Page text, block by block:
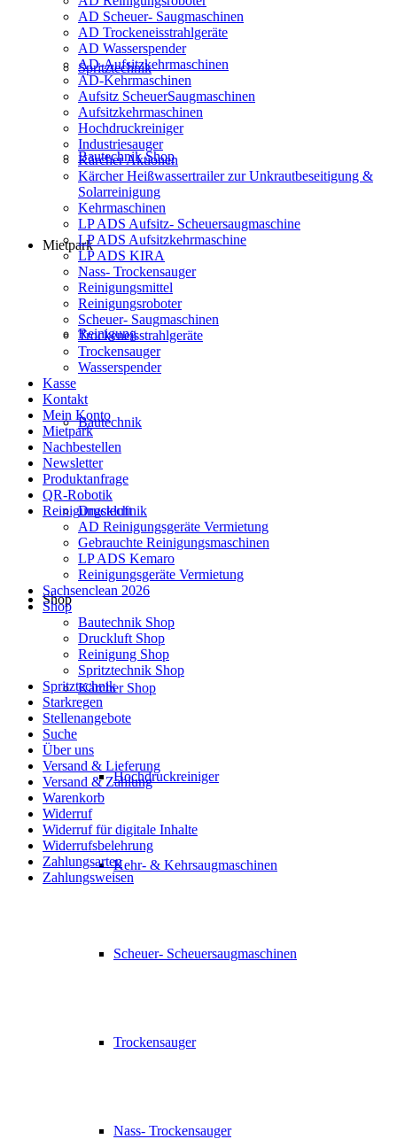
Spritztechnik
Bautechnik Shop
Mietpark
Reinigung
Bautechnik
Druckluft
Shop
Kärcher Shop
Hochdruckreiniger
Kehr- & Kehrsaugmaschinen
Scheuer- Scheuersaugmaschinen
Trockensauger
Nass- Trockensauger
AD Scheuer- Saugmaschinen
AD Trockeneisstrahlgeräte
AD Wasserspender
AD-Aufsitzkehrmaschinen
AD-Kehrmaschinen
Aufsitz ScheuerSaugmaschinen
Aufsitzkehrmaschinen
Hochdruckreiniger
Industriesauger
Kärcher Aktionen
Kärcher Heißwassertrailer zur Unkrautbeseitigung &
Solarreinigung
Kehrmaschinen
LP ADS Aufsitz- Scheuersaugmaschine
LP ADS Aufsitzkehrmaschine
LP ADS KIRA
Nass- Trockensauger
Reinigungsmittel
Reinigungsroboter
Scheuer- Saugmaschinen
Trockeneisstrahlgeräte
Trockensauger
Wasserspender
Kasse
Kontakt
Mein Konto
Mietpark
Nachbestellen
Newsletter
Produktanfrage
QR-Robotik
Reinigungstechnik
AD Reinigungsgeräte Vermietung
Gebrauchte Reinigungsmaschinen
LP ADS Kemaro
Reinigungsgeräte Vermietung
Sachsenclean 2026
Shop
Bautechnik Shop
Druckluft Shop
Reinigung Shop
Spritztechnik Shop
Spritztechnik
Starkregen
Stellenangebote
Suche
Über uns
Versand & Lieferung
Versand & Zahlung
Warenkorb
Widerruf
Widerruf für digitale Inhalte
Widerrufsbelehrung
Zahlungsarten
Zahlungsweisen